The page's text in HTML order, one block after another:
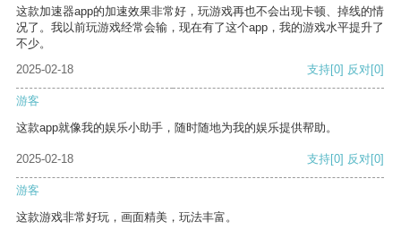
这款加速器app的加速效果非常好，玩游戏再也不会出现卡顿、掉线的情
况了。我以前玩游戏经常会输，现在有了这个app，我的游戏水平提升了
不少。
2025-02-18
支持[0] 反对[0]
游客
这款app就像我的娱乐小助手，随时随地为我的娱乐提供帮助。
2025-02-18 支持[0] 反对[0]
游客
这款游戏非常好玩，画面精美，玩法丰富。